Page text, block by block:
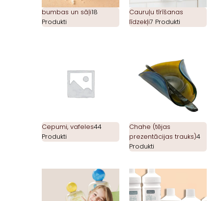
bumbas un sāļi18
Produkti
Cauruļu tīrīšanas
līdzekļi7 Produkti
Cepumi, vafeles44
Produkti
Chahe (tējas
prezentācijas trauks)4
Produkti